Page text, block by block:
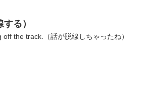
る）
the track.（話が脱線しちゃったね）